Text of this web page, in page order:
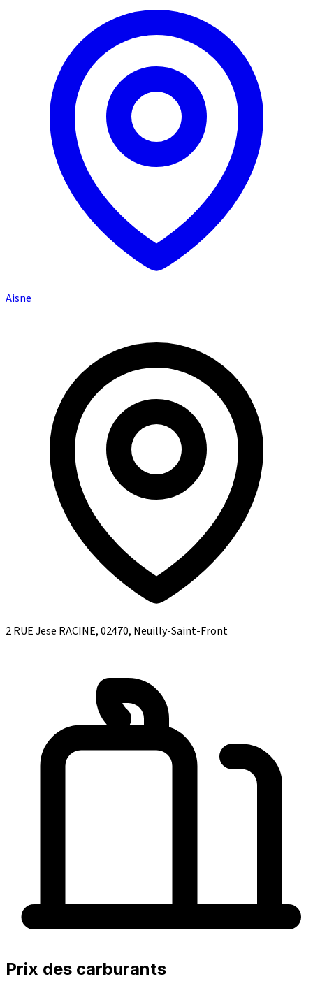
Aisne
2 RUE Jese RACINE, 02470, Neuilly-Saint-Front
Prix des carburants